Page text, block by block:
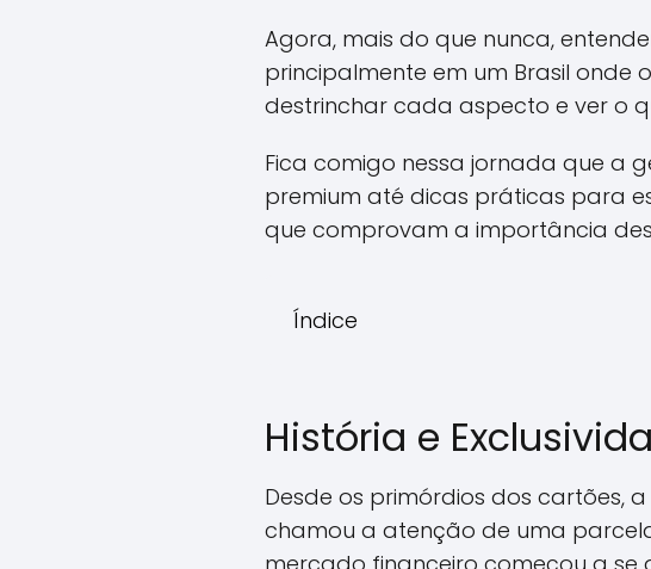
Agora, mais do que nunca,
principalmente em um Brasil onde
destrinchar cada aspecto e ver o
Fica comigo nessa jornada que a
premium até dicas práticas para
que comprovam a importância
Índice
História e
Desde os primórdios dos cartões,
chamou a atenção de uma